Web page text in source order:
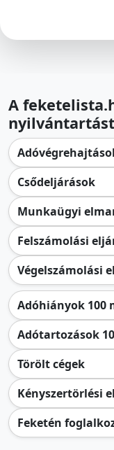
A
Csődeljárások
Munkaügyi
Felszámolási
Végelszámolási
Adóhiányok
Adótartozások
Törölt cégek
Kényszertörlési
Feketén